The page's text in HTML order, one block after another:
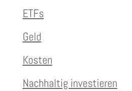
ETFs
Geld
Kosten
Nachhaltig investieren